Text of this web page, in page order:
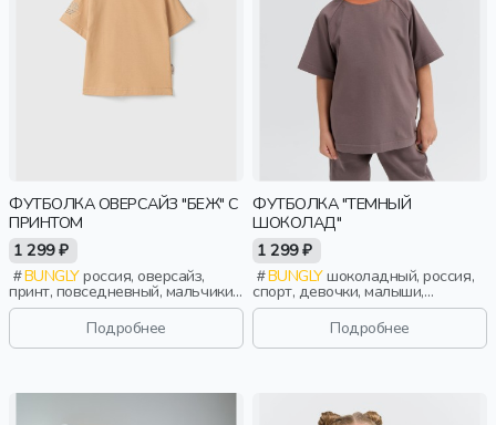
ФУТБОЛКА ОВЕРСАЙЗ "БЕЖ" С
ПРИНТОМ
1 299 ₽
BUNGLYроссия, оверсайз,
принт, повседневный, мальчики,
малыши, дошкольники, дети
Подробнее
ФУТБОЛКА "ТЕМНЫЙ
ШОКОЛАД"
1 299 ₽
BUNGLYшоколадный, россия,
спорт, девочки, малыши,
дошкольники, дети
Подробнее